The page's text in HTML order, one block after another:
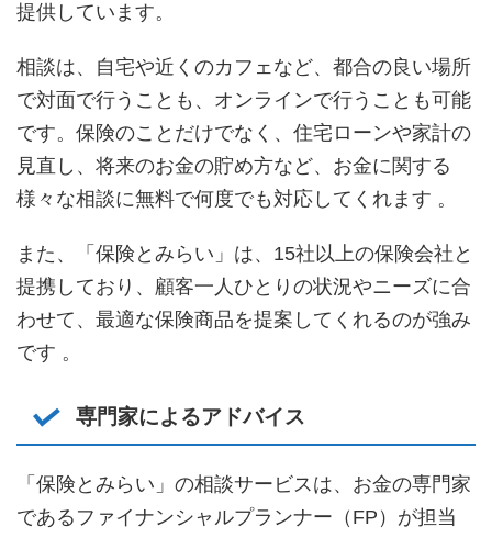
提供しています。
相談は、自宅や近くのカフェなど、都合の良い場所
で対面で行うことも、オンラインで行うことも可能
です。保険のことだけでなく、住宅ローンや家計の
見直し、将来のお金の貯め方など、お金に関する
様々な相談に無料で何度でも対応してくれます 。
また、「保険とみらい」は、15社以上の保険会社と
提携しており、顧客一人ひとりの状況やニーズに合
わせて、最適な保険商品を提案してくれるのが強み
です 。
専門家によるアドバイス
「保険とみらい」の相談サービスは、お金の専門家
であるファイナンシャルプランナー（FP）が担当